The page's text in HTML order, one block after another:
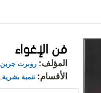
فن الإغواء
المؤلف: روبرت جرين
الأقسام: تنمية بشرية